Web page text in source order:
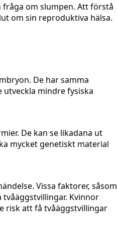
om slumpen. Att förstå
om sin reproduktiva hälsa.
De har samma
utveckla mindre fysiska
De kan se likadana ut
mycket genetiskt material
Vissa faktorer, såsom
Kvinnor
risk att få tvåäggstvillingar